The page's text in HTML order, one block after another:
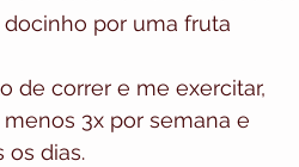
por uma fruta
de correr e me exercitar,
3x por semana e
os dias.